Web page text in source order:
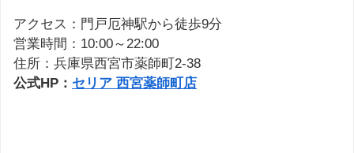
アクセス：門戸厄神駅から徒歩9分
営業時間：10:00～22:00
住所：兵庫県西宮市薬師町2-38
公式HP： セリア 西宮薬師町店